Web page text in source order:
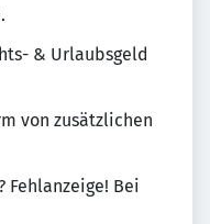
& Urlaubsgeld
von zusätzlichen
Fehlanzeige! Bei